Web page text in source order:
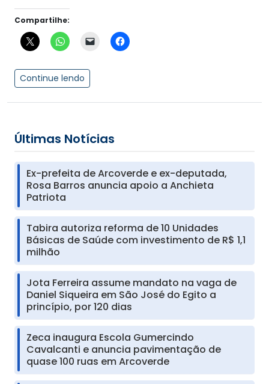
Compartilhe:
Continue lendo
Últimas Notícias
Ex-prefeita de Arcoverde e ex-deputada,
Rosa Barros anuncia apoio a Anchieta
Patriota
Tabira autoriza reforma de 10 Unidades
Básicas de Saúde com investimento de R$ 1,1
milhão
Jota Ferreira assume mandato na vaga de
Daniel Siqueira em São José do Egito a
princípio, por 120 dias
Zeca inaugura Escola Gumercindo
Cavalcanti e anuncia pavimentação de
quase 100 ruas em Arcoverde